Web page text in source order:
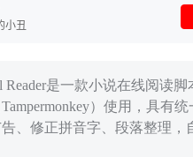
小丑
Reader是一款小说在线阅读
）使用，具有统
、修正拼音字、段落整理，